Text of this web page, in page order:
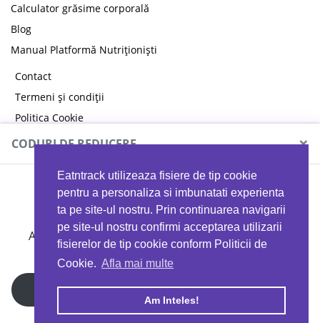
Eatntrack utilizeaza fisiere de tip cookie
pentru a personaliza si imbunatati experienta
ta pe site-ul nostru. Prin continuarea navigarii
pe site-ul nostru confirmi acceptarea utilizarii
fisierelor de tip cookie conform Politicii de
Cookie. Afla mai multe
Am Inteles!
Calculator grăsime corporală
Blog
Manual Platformă Nutriționiști
Contact
Termeni și condiții
Politica Cookie
Politica de confidențialitate
Copyright © 2026 EAT & TRACK S.R.L
CODURI DE REDUCERE ×
MYPROTEIN
Ai 40%reducere la orice comandă folosind codul
EATTRACK
Profită acum